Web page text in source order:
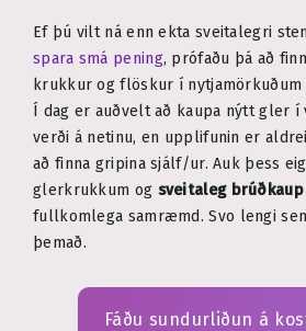
Ef þú vilt ná enn ekta sveitalegri
spara smá pening, prófaðu þá að
krukkur og flöskur í nytjamörkuðum
Í dag er auðvelt að kaupa nýtt gler í
verði á netinu, en upplifunin er
að finna gripina sjálf/ur. Auk þess
glerkrukkum og sveitaleg brúðkaup
fullkomlega samræmd. Svo lengi
þemað.
Fáðu sundurliðun á